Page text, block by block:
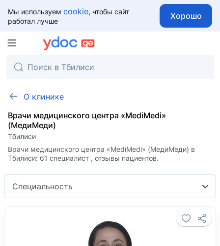
Мы используем cookie, чтобы сайт
работал лучше
Хорошо
О клинике
Врачи медицинского центра «MediMedi»
(МедиМеди)
Тбилиси
Врачи медицинского центра «MediMedi» (МедиМеди) в
Тбилиси: 61 специалист , отзывы пациентов.
Специальность